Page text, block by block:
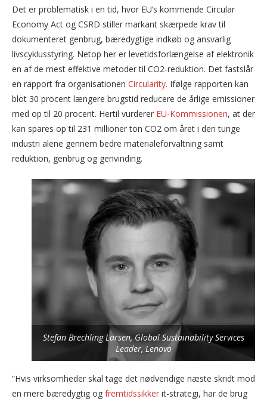
Det er problematisk i en tid, hvor EU’s kommende Circular
Economy Act og CSRD stiller markant skærpede krav til
dokumenteret genbrug, bæredygtige indkøb og ansvarlig
livscyklusstyring. Netop her er levetidsforlængelse af elektronik
en af de mest effektive metoder til CO2-reduktion. Det fastslår
en rapport fra organisationen Circularity. Ifølge rapporten kan
blot 30 procent længere brugstid reducere de årlige emissioner
med op til 20 procent. Hertil vurderer EU-Kommissionen, at der
kan spares op til 231 millioner ton CO2 om året i den tunge
industri alene gennem bedre materialeforvaltning samt
reduktion, genbrug og genvinding.
Stefan Brechling Larsen, Global Sustainability Services
Leader, Lenovo
”Hvis virksomheder skal tage det nødvendige næste skridt mod
en mere bæredygtig og fremtidssikker it-strategi, har de brug